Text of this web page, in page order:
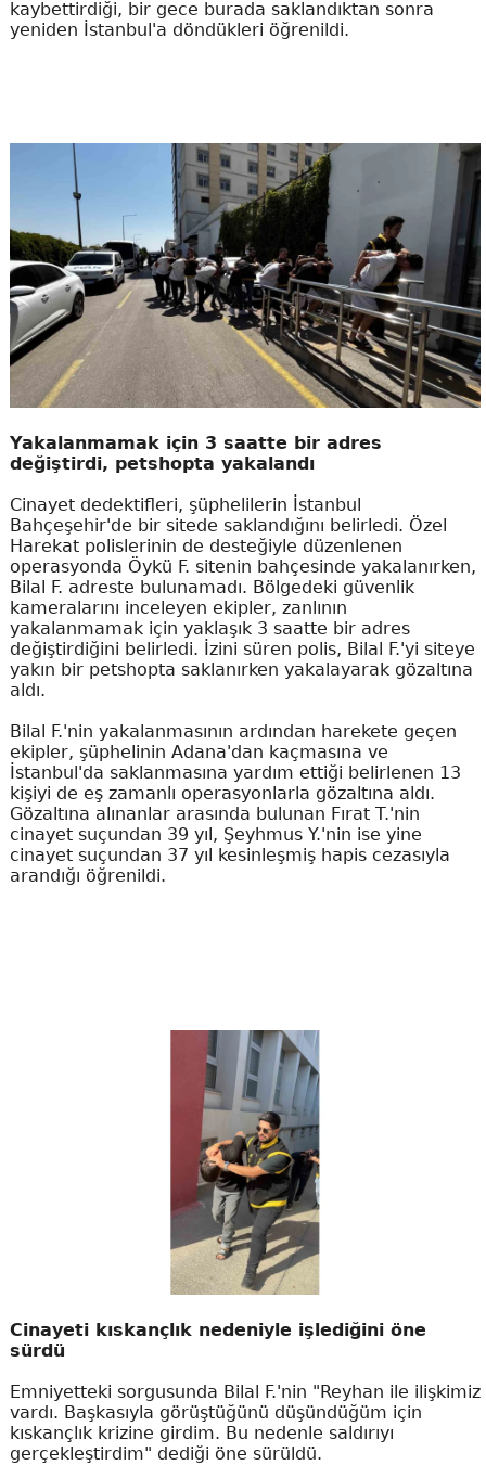
kaybettirdiği, bir gece burada saklandıktan sonra
yeniden İstanbul'a döndükleri öğrenildi.
Yakalanmamak için 3 saatte bir adres
değiştirdi, petshopta yakalandı
Cinayet dedektifleri, şüphelilerin İstanbul
Bahçeşehir'de bir sitede saklandığını belirledi. Özel
Harekat polislerinin de desteğiyle düzenlenen
operasyonda Öykü F. sitenin bahçesinde yakalanırken,
Bilal F. adreste bulunamadı. Bölgedeki güvenlik
kameralarını inceleyen ekipler, zanlının
yakalanmamak için yaklaşık 3 saatte bir adres
değiştirdiğini belirledi. İzini süren polis, Bilal F.'yi siteye
yakın bir petshopta saklanırken yakalayarak gözaltına
aldı.
Bilal F.'nin yakalanmasının ardından harekete geçen
ekipler, şüphelinin Adana'dan kaçmasına ve
İstanbul'da saklanmasına yardım ettiği belirlenen 13
kişiyi de eş zamanlı operasyonlarla gözaltına aldı.
Gözaltına alınanlar arasında bulunan Fırat T.'nin
cinayet suçundan 39 yıl, Şeyhmus Y.'nin ise yine
cinayet suçundan 37 yıl kesinleşmiş hapis cezasıyla
arandığı öğrenildi.
Cinayeti kıskançlık nedeniyle işlediğini öne
sürdü
Emniyetteki sorgusunda Bilal F.'nin "Reyhan ile ilişkimiz
vardı. Başkasıyla görüştüğünü düşündüğüm için
kıskançlık krizine girdim. Bu nedenle saldırıyı
gerçekleştirdim" dediği öne sürüldü.